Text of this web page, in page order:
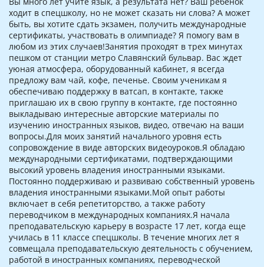
ходит в спецшколу, но не может сказать ни слова? А может
быть, вы хотите сдать экзамен, получить международные
сертификаты, участвовать в олимпиаде? Я помогу вам в
любом из этих случаев!Занятия проходят в трех минутах
пешком от станции метро Славянский бульвар. Вас ждет
уюная атмосфера, оборудованный кабинет, я всегда
предложу вам чай, кофе, печенье. Своим ученикам я
обеспечиваю поддержку в ватсап, в контакте, также
приглашаю их в свою группу в контакте, где постоянно
выкладываю интересные авторские материалы по
изучению иностранных языков, видео, отвечаю на ваши
вопросы.Для моих занятий начального уровня есть
сопровождение в виде авторских видеоуроков.Я обладаю
международными сертификатами, подтверждающими
высокий уровень владения иностранными языками.
Постоянно поддерживаю и развиваю собственный уровень
владения иностранными языками.Мой опыт работы
включает в себя репетиторство, а также работу
переводчиком в международных компаниях.Я начала
преподавательскую карьеру в возрасте 17 лет, когда еще
училась в 11 классе спецшколы. В течение многих лет я
совмещала преподавательскую деятельность с обучением,
работой в иностранных компаниях, переводческой